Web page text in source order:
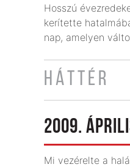
Hosszú
kerí­tette
nap, amelyen
HÁTTÉR
2009.
Mi vezérelte a